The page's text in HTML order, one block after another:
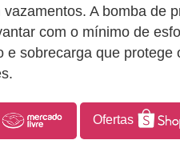
A bomba de
com o mínimo de
e sobrecarga que protege
Ofertas